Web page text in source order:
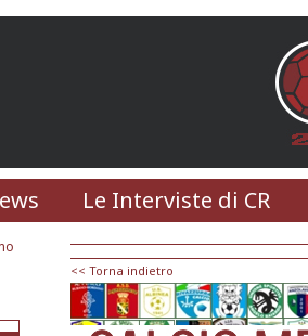
Le Interviste di CR
<< Torna indietro